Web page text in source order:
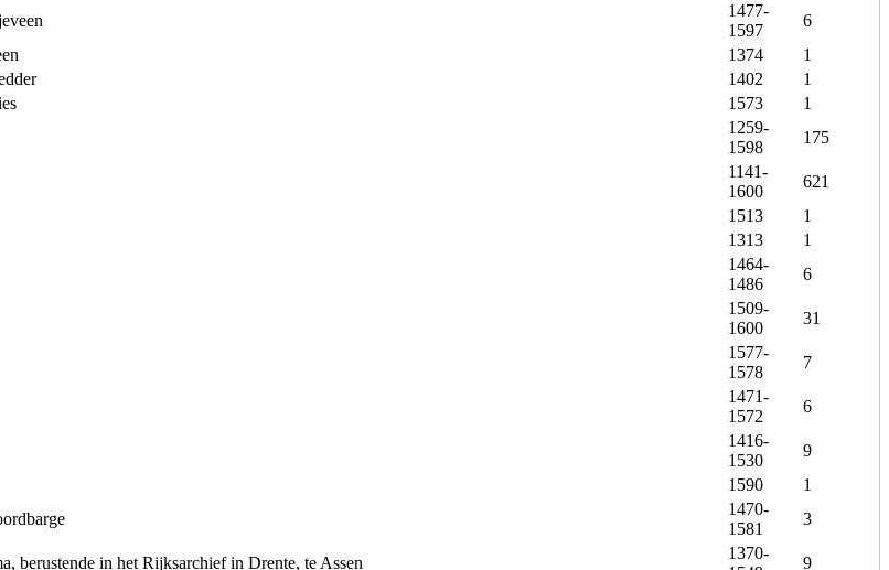
1477-
1597
6
1374
1
1402
1
1573
1
1259-
1598
175
1141-
1600
621
1513
1
1313
1
1464-
1486
6
1509-
1600
31
1577-
1578
7
1471-
1572
6
1416-
1530
9
1590
1
1470-
1581
3
berustende in het Rijksarchief in Drente, te Assen
1370-
9